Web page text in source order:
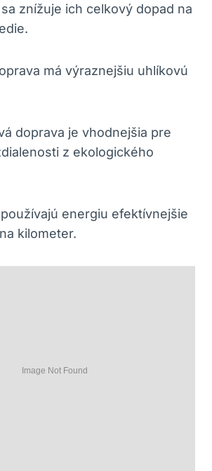
znížuje ich celkový dopad na
má výraznejšiu uhlíkovú
doprava je vhodnejšia pre
z ekologického
energiu efektívnejšie
kilometer.